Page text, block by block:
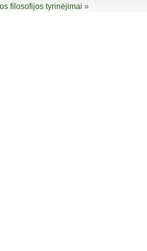
filosofijos tyrinėjimai »